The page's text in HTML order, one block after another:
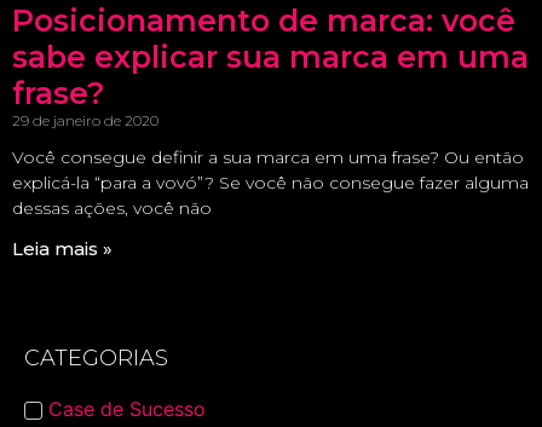
Posicionamento de marca: você
sabe explicar sua marca em uma
frase?
29 de janeiro de 2020
Você consegue definir a sua marca em uma frase? Ou então
explicá-la “para a vovó”? Se você não consegue fazer alguma
dessas ações, você não
Leia mais »
CATEGORIAS
Case de Sucesso